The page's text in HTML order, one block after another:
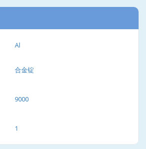
Al
合金锭
9000
1